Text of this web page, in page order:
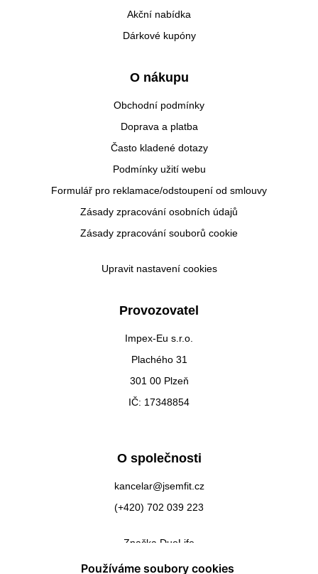
Používáme soubory cookies
Akční nabídka
Dárkové kupóny
O nákupu
Obchodní podmínky
Doprava a platba
Často kladené dotazy
Podmínky užití webu
Formulář pro reklamace/odstoupení od smlouvy
Zásady zpracování osobních údajů
Zásady zpracování souborů cookie
Upravit nastavení cookies
Provozovatel
Impex-Eu s.r.o.
Plachého 31
301 00 Plzeň
IČ: 17348854
O společnosti
kancelar@jsemfit.cz
(+420) 702 039 223
Značka DuoLife
Kontakty